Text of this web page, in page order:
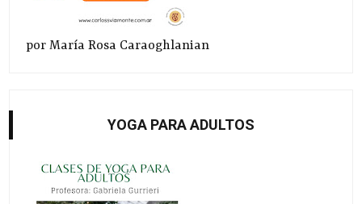
por María Rosa Caraoghlanian
YOGA PARA ADULTOS